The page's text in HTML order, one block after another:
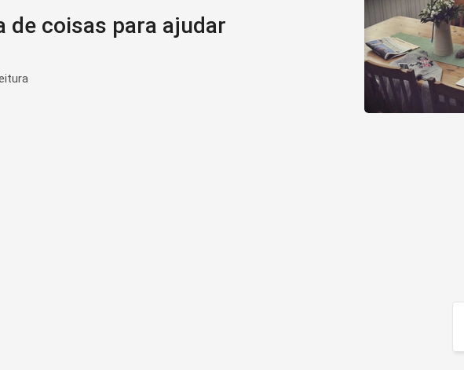
de coisas para ajudar